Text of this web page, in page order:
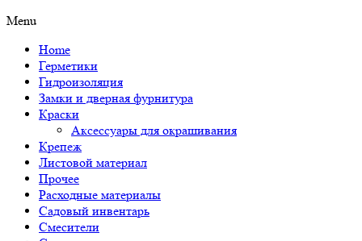
Menu
Home
Герметики
Гидроизоляция
Замки и дверная фурнитура
Краски
Аксессуары для окрашивания
Крепеж
Листовой материал
Прочее
Расходные материалы
Садовый инвентарь
Смесители